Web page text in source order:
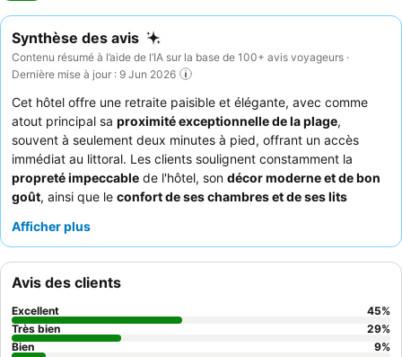
Synthèse des avis
Contenu résumé à l’aide de l’IA sur la base de 100+ avis voyageurs ·
Dernière mise à jour : 9 Jun 2026
Cet hôtel offre une retraite paisible et élégante, avec comme
atout principal sa proximité exceptionnelle de la plage,
souvent à seulement deux minutes à pied, offrant un accès
immédiat au littoral. Les clients soulignent constamment la
propreté impeccable de l'hôtel, son décor moderne et de bon
goût, ainsi que le confort de ses chambres et de ses lits
et attentifcontribue également de manière significative à une
C'est un choix idéal pour les
escapade paisible et relaxante, les
accès pratique à la plage et un hébergement confortable, et les
touristes
grâce à des liaisons de transport faciles. Bien que le petit-
Afficher plus
Avis des clients
Excellent 45%
Très bien
29%
Bien
9%